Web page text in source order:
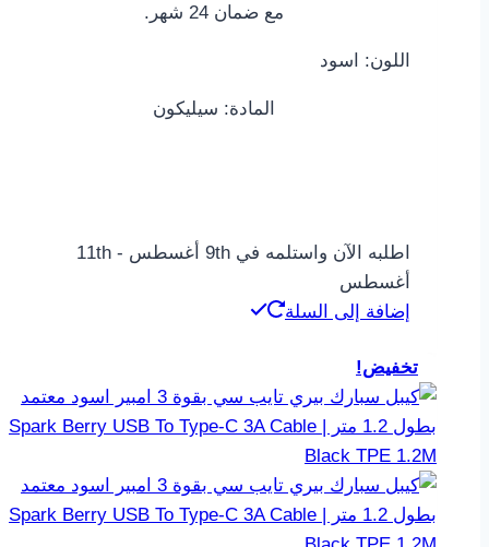
مع ضمان 24 شهر.
اللون: اسود
المادة: سيليكون
اطلبه الآن واستلمه في 9th أغسطس - 11th
أغسطس
إضافة إلى السلة
تخفيض!